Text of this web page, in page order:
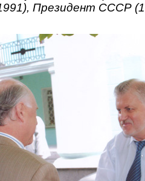
Президент СССР